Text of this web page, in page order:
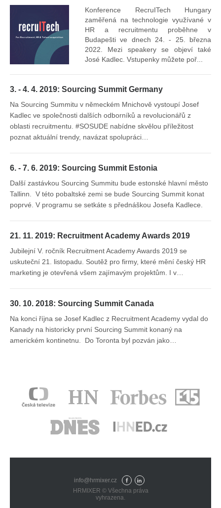
Konference RecruITech Hungary
zaměřená na technologie využívané v
HR a recruitmentu proběhne v
Budapešti ve dnech 24. - 25. března
2022. Mezi speakery se objeví také
José Kadlec. Vstupenky můžete poř...
3. - 4. 4. 2019: Sourcing Summit Germany
Na Sourcing Summitu v německém Mnichově vystoupí Josef
Kadlec ve společnosti dalších odborníků a revolucionářů z
oblasti recruitmentu. #SOSUDE nabídne skvělou příležitost
poznat aktuální trendy, navázat spolupráci…
6. - 7. 6. 2019: Sourcing Summit Estonia
Další zastávkou Sourcing Summitu bude estonské hlavní město
Tallinn. V této pobaltské zemi se bude Sourcing Summit konat
poprvé. V programu se setkáte s přednáškou Josefa Kadlece.
21. 11. 2019: Recruitment Academy Awards 2019
Jubilejní V. ročník Recruitment Academy Awards 2019 se
uskuteční 21. listopadu. Soutěž pro firmy, které mění český HR
marketing je otevřená všem zajímavým projektům. I v…
30. 10. 2018: Sourcing Summit Canada
Na konci října se Josef Kadlec z Recruitment Academy vydal do
Kanady na historicky první Sourcing Summit konaný na
americkém kontinetnu. Do Toronta byl pozván jako…
info@hrmixer.cz
Fac
eb
Lin
HRMIXER © Všechna práva
vyhrazena.